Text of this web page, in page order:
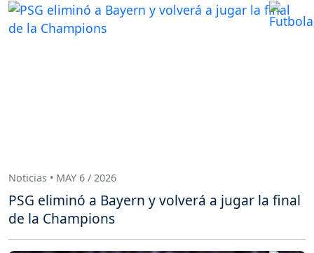
Noticias • MAY 6 / 2026
PSG eliminó a Bayern y volverá a jugar la final
de la Champions